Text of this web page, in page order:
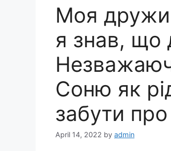
Моя
я знав, що
Соню як
забути
April 14, 2022 by admin